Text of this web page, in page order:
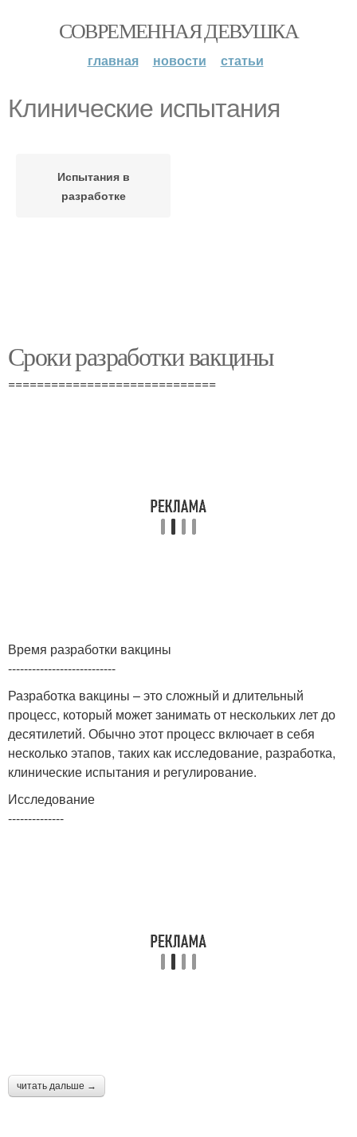
СОВРЕМЕННАЯ ДЕВУШКА
главная новости статьи
Клинические испытания
Испытания в
разработке
Сроки разработки вакцины
=============================
Время разработки вакцины
---------------------------
Разработка вакцины – это сложный и длительный
процесс, который может занимать от нескольких лет до
десятилетий. Обычно этот процесс включает в себя
несколько этапов, таких как исследование, разработка,
клинические испытания и регулирование.
Исследование
--------------
читать дальше →